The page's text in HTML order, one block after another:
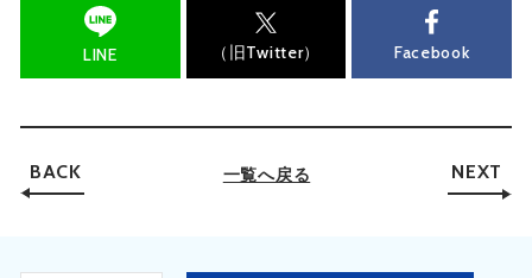
LINE （旧Twitter） Facebook
BACK 一覧へ戻る NEXT